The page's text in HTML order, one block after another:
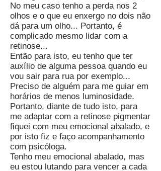
No meu caso tenho a perda nos 2
olhos e o que eu enxergo no dois não
dá para um olho... Portanto, é
complicado mesmo lidar com a
retinose...
Então para isto, eu tenho que ter
auxílio de alguma pessoa quando eu
vou sair para rua por exemplo...
Preciso de alguém para me guiar em
horários de menos luminosidade.
Portanto, diante de tudo isto, para
me adaptar com a retinose pigmentar
fiquei com meu emocional abalado, e
por isto fiz e faço acompanhamento
com psicóloga.
Tenho meu emocional abalado, mas
eu estou lutando para vencer a cada